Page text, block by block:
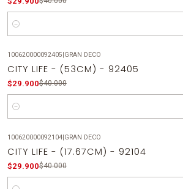
Cantidad
100620000092405 GRAN DECO
CITY LIFE - (53CM) - 92405
$29.900$40.000
Cantidad
100620000092104| GRAN DECO
CITY LIFE - (17.67CM) - 92104
$29.900$40.000